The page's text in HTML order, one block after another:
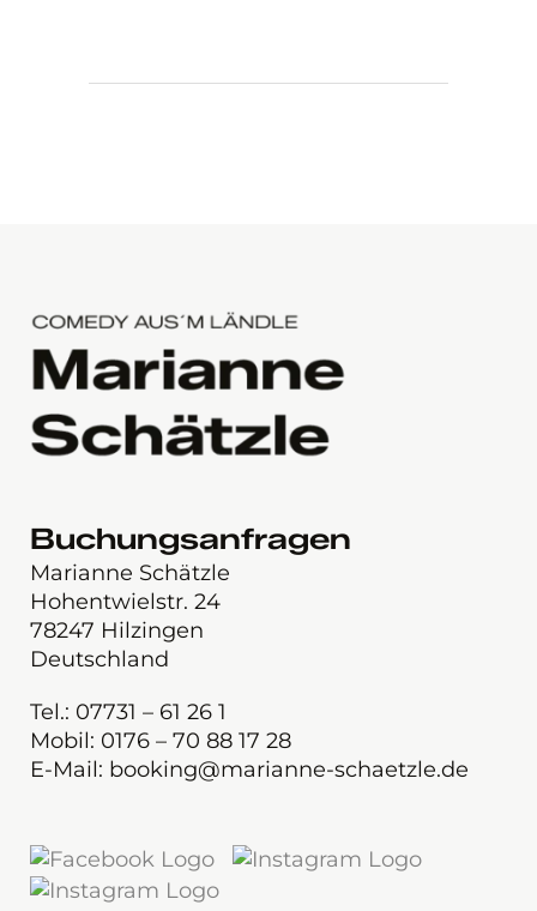
Buchungsanfragen
Marianne Schätzle
Hohentwielstr. 24
78247 Hilzingen
Deutschland
Tel.: 07731 – 61 26 1
Mobil: 0176 – 70 88 17 28
E-Mail: booking@marianne-schaetzle.de